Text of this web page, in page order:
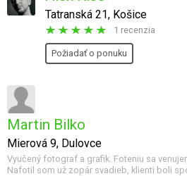
Tatranská 21, Košice
1 recenzia
Požiadať o ponuku
Martin Bilko
Mierová 9, Dulovce
Vyučený fotograf a grafik. Foteniu sa
Nafotil som už zopár svadieb, klienti boli